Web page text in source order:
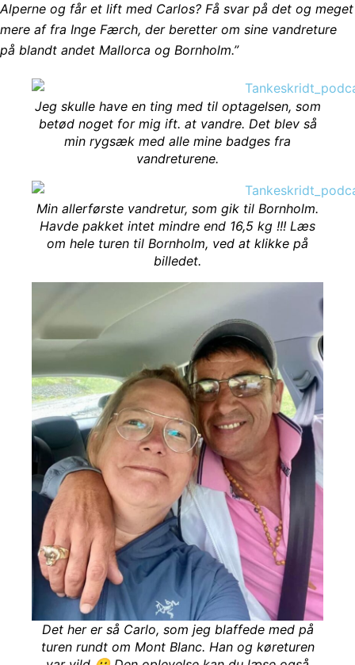
Alperne og får et lift med Carlos? Få svar på det og meget
mere af fra Inge Færch, der beretter om sine vandreture
på blandt andet Mallorca og Bornholm.”
Jeg skulle have en ting med til optagelsen, som
betød noget for mig ift. at vandre. Det blev så
min rygsæk med alle mine badges fra
vandreturene.
Min allerførste vandretur, som gik til Bornholm.
Havde pakket intet mindre end 16,5 kg !!! Læs
om hele turen til Bornholm, ved at klikke på
billedet.
Det her er så Carlo, som jeg blaffede med på
turen rundt om Mont Blanc. Han og køreturen